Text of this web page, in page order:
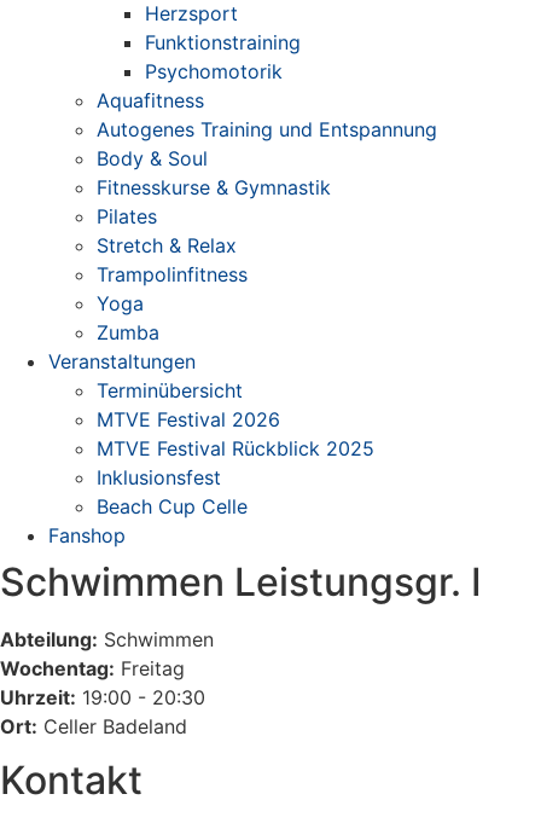
Herzsport
Funktionstraining
Psychomotorik
Aquafitness
Autogenes Training und Entspannung
Body & Soul
Fitnesskurse & Gymnastik
Pilates
Stretch & Relax
Trampolinfitness
Yoga
Zumba
Veranstaltungen
Terminübersicht
MTVE Festival 2026
MTVE Festival Rückblick 2025
Inklusionsfest
Beach Cup Celle
Fanshop
Schwimmen Leistungsgr. I
Abteilung: Schwimmen
Wochentag: Freitag
Uhrzeit: 19:00 - 20:30
Ort: Celler Badeland
Kontakt